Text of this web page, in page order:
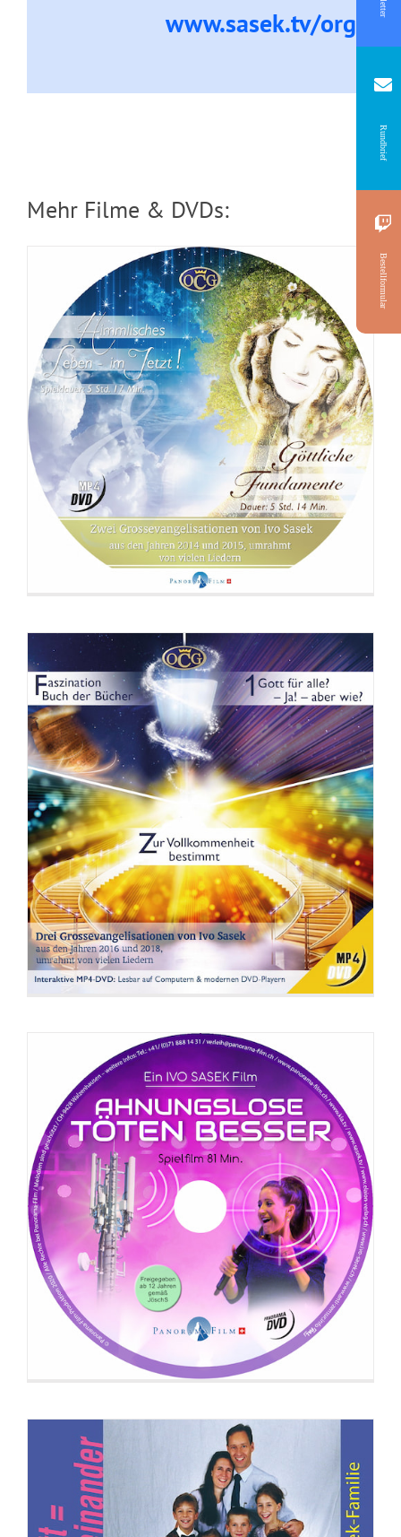
www.sasek.tv/
Mehr Filme & DVDs:
DVD: 3 Evangelisationstreffen
DVD: Ahnungslose töten besser
DVD: Beziehung zu Gott = Beziehung
untereinander
Rundbrief
Bestellformular